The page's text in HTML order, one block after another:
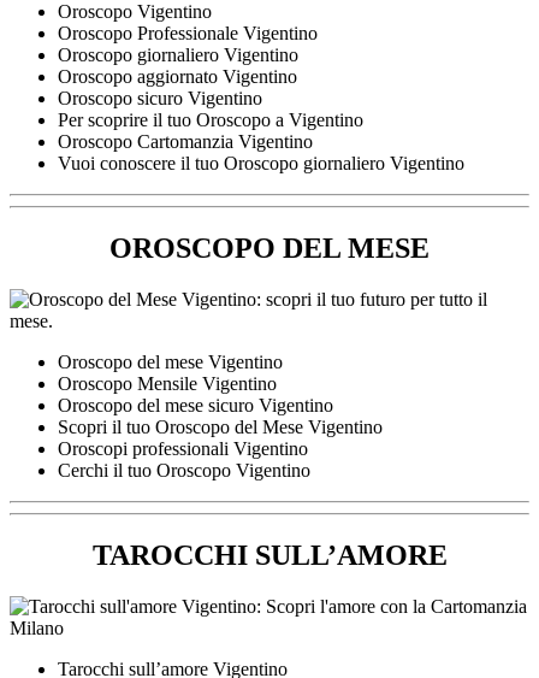
Oroscopo Vigentino
Oroscopo Professionale Vigentino
Oroscopo giornaliero Vigentino
Oroscopo aggiornato Vigentino
Oroscopo sicuro Vigentino
Per scoprire il tuo Oroscopo a Vigentino
Oroscopo Cartomanzia Vigentino
Vuoi conoscere il tuo Oroscopo giornaliero Vigentino
OROSCOPO DEL MESE
Oroscopo del mese Vigentino
Oroscopo Mensile Vigentino
Oroscopo del mese sicuro Vigentino
Scopri il tuo Oroscopo del Mese Vigentino
Oroscopi professionali Vigentino
Cerchi il tuo Oroscopo Vigentino
TAROCCHI SULL’AMORE
Tarocchi sull’amore Vigentino